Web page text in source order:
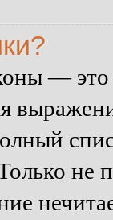
— это
не